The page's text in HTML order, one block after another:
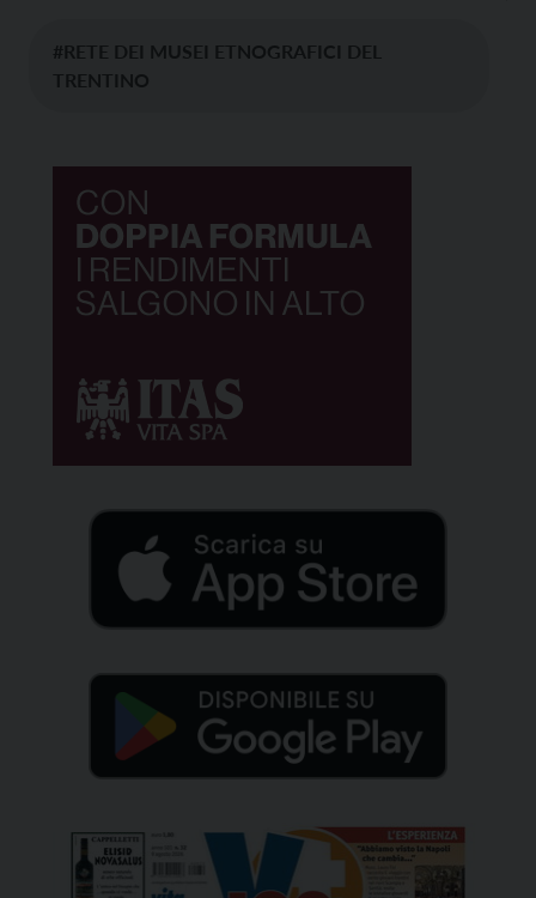
#RETE DEI MUSEI ETNOGRAFICI DEL
TRENTINO